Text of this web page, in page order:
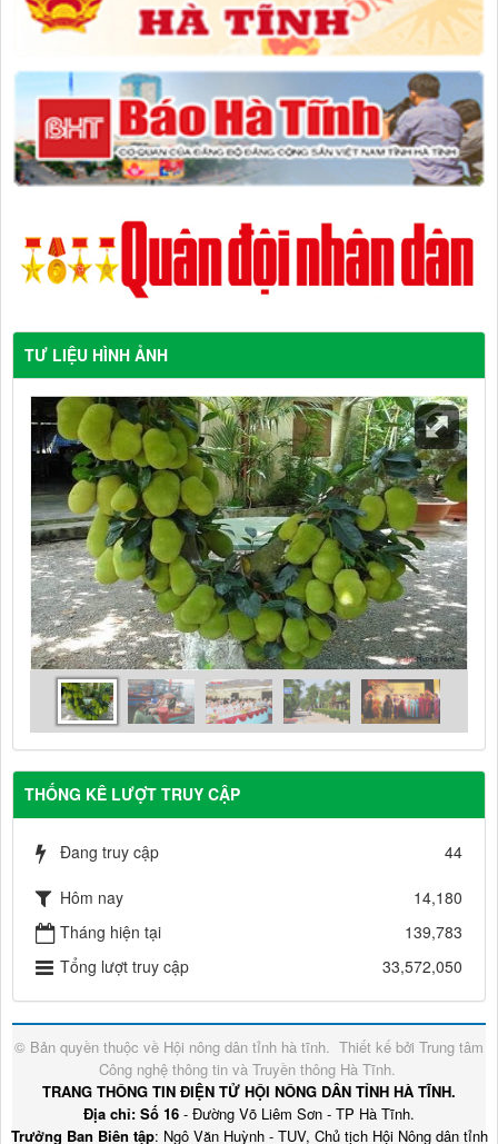
TƯ LIỆU HÌNH ẢNH
THỐNG KÊ LƯỢT TRUY CẬP
Đang truy cập 44
Hôm nay
14,180
Tháng hiện tại
139,783
Tổng lượt truy cập
33,572,050
© Bản quyền thuộc về Hội nông dân tỉnh hà tĩnh. Thiết kế bởi Trung tâm
Công nghệ thông tin và Truyền thông Hà Tĩnh.
TRANG THÔNG TIN ĐIỆN TỬ HỘI NÔNG DÂN TỈNH HÀ TĨNH.
Địa chỉ: Số 16 - Đường Võ Liêm Sơn - TP Hà Tĩnh.
Trưởng Ban Biên tập: Ngô Văn Huỳnh - TUV, Chủ tịch Hội Nông dân tỉnh